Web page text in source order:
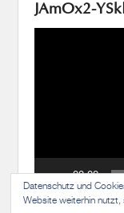
Datenschutz und
Website weiterhin
JAmOx2-
00:00